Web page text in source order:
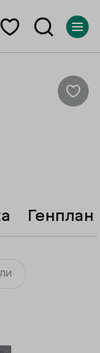
Генплан